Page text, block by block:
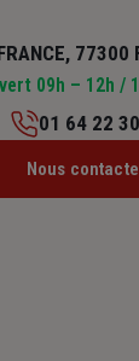
77300
Lundi : 09h – 12h /
01 64 22
Nous